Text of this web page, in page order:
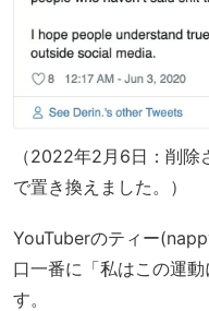
（2022年2月6日：削
で置き換えました。）
YouTuberのティー
口一番に「私はこの運
す。